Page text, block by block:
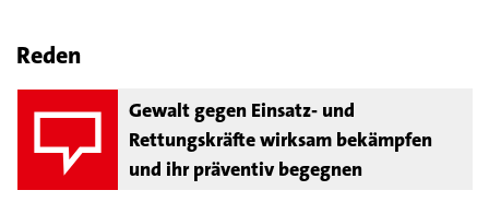
Reden
Gewalt gegen Einsatz- und
Rettungskräfte wirksam bekämpfen
und ihr präventiv begegnen